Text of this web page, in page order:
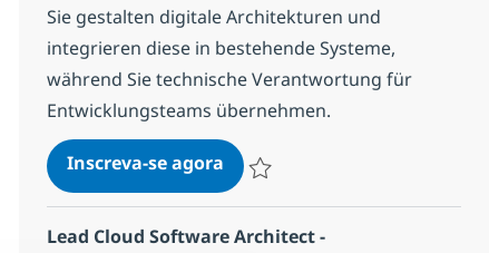
Sie gestalten digitale Architekturen und
integrieren diese in bestehende Systeme,
während Sie technische Verantwortung für
Entwicklungsteams übernehmen.
Inscreva-se agoraLead Cloud Software
Lead Cloud Software Architect -